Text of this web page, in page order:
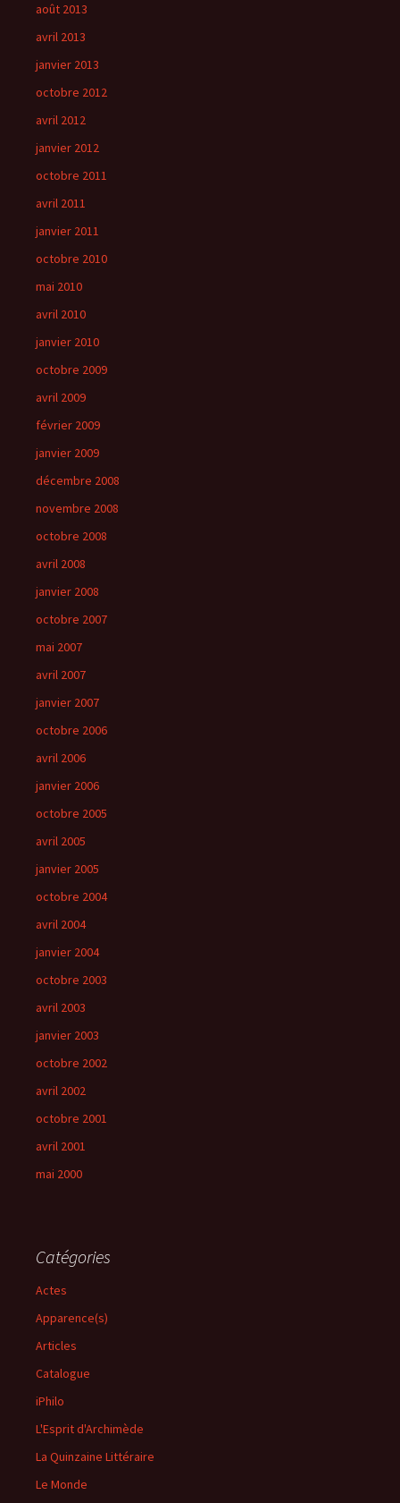
août 2013
avril 2013
janvier 2013
octobre 2012
avril 2012
janvier 2012
octobre 2011
avril 2011
janvier 2011
octobre 2010
mai 2010
avril 2010
janvier 2010
octobre 2009
avril 2009
février 2009
janvier 2009
décembre 2008
novembre 2008
octobre 2008
avril 2008
janvier 2008
octobre 2007
mai 2007
avril 2007
janvier 2007
octobre 2006
avril 2006
janvier 2006
octobre 2005
avril 2005
janvier 2005
octobre 2004
avril 2004
janvier 2004
octobre 2003
avril 2003
janvier 2003
octobre 2002
avril 2002
octobre 2001
avril 2001
mai 2000
Catégories
Actes
Apparence(s)
Articles
Catalogue
iPhilo
L'Esprit d'Archimède
La Quinzaine Littéraire
Le Monde